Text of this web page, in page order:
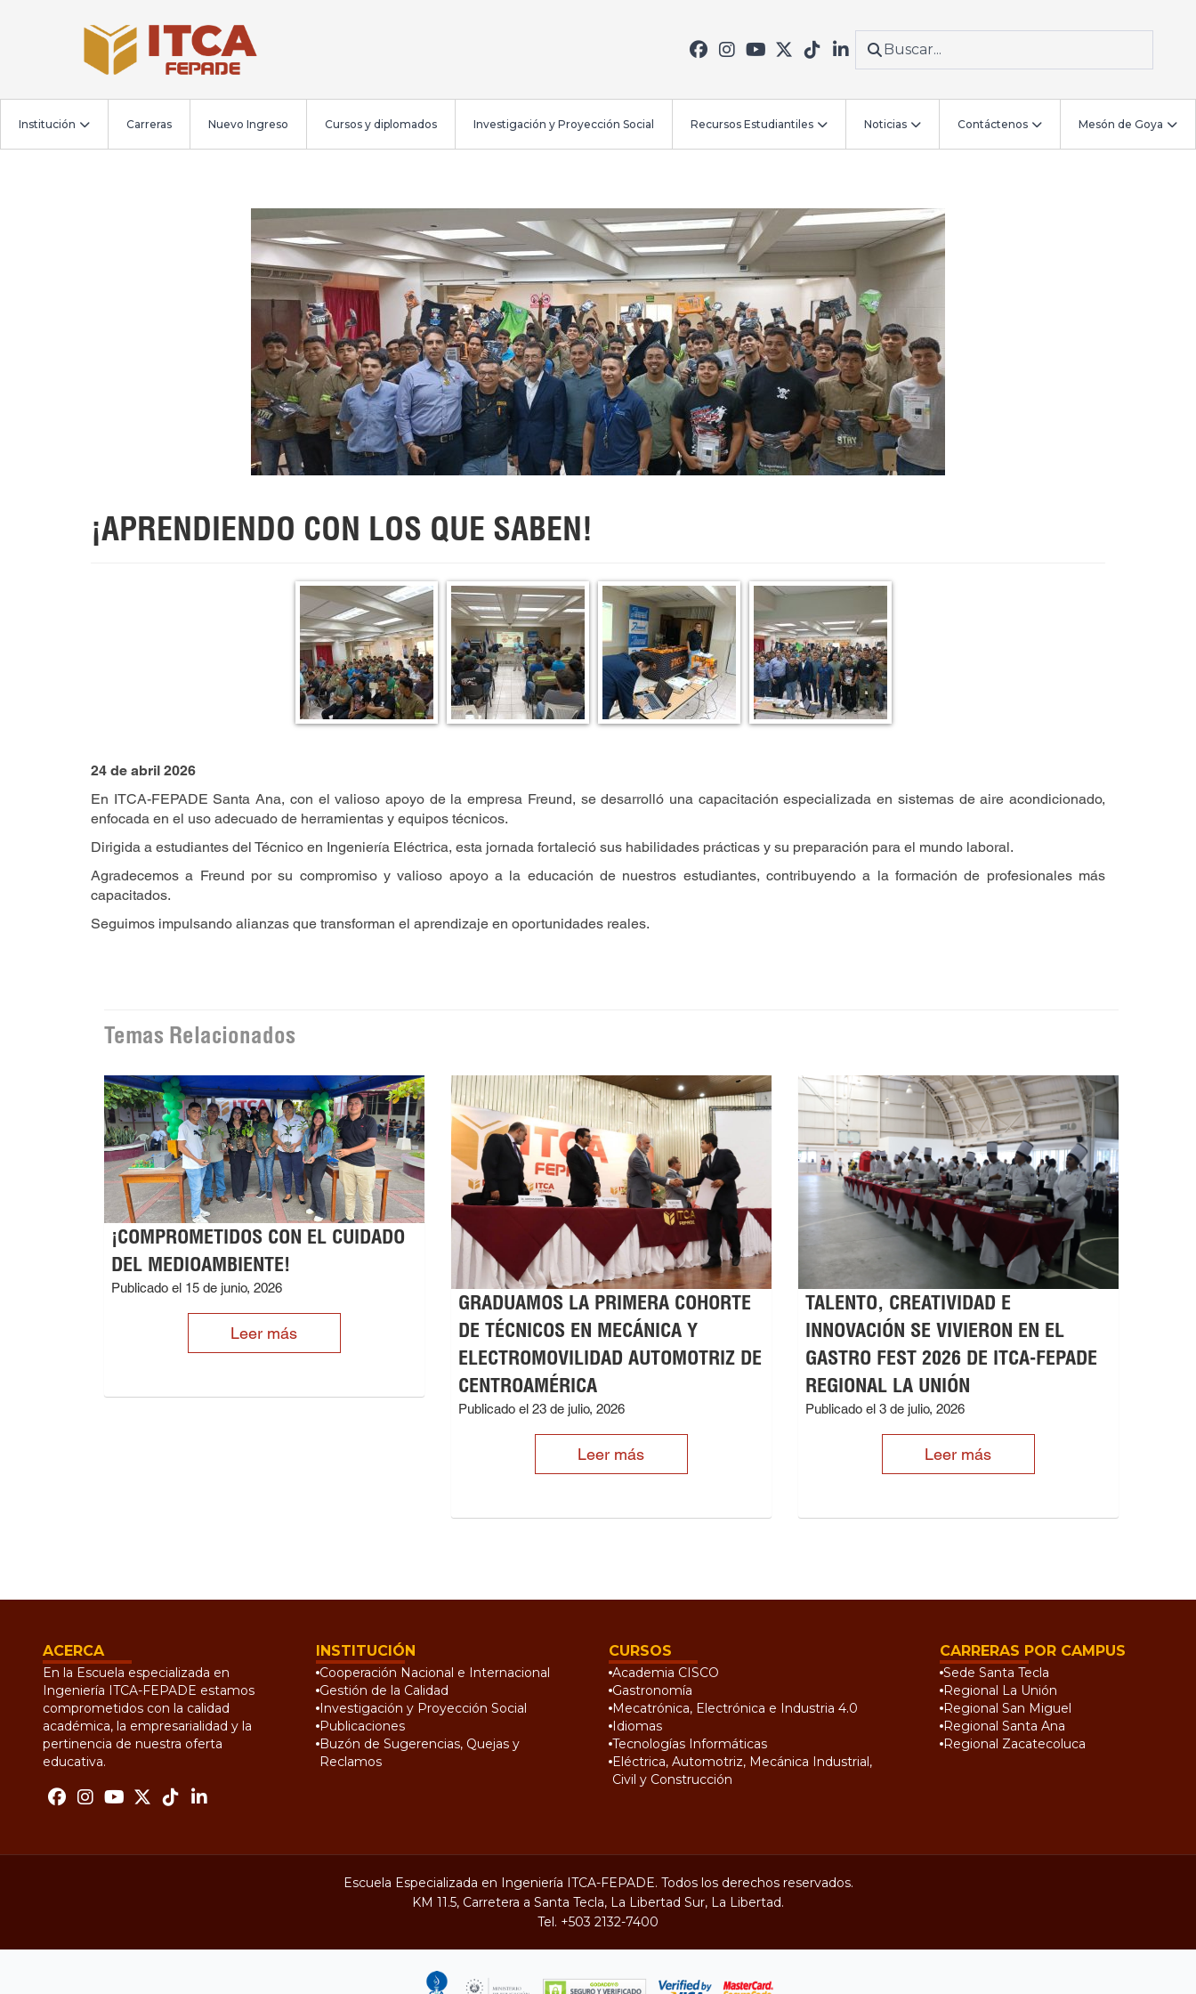
Institución Carreras Nuevo Ingreso Cursos y diplomados Investigación y Proyección Social Recursos Estudiantiles Noticias Contáctenos Mesón de Goya
¡APRENDIENDO CON LOS QUE SABEN!
24 de abril 2026
En ITCA-FEPADE Santa Ana, con el valioso apoyo de la empresa Freund, se desarrolló una capacitación especializada en sistemas de aire acondicionado,
enfocada en el uso adecuado de herramientas y equipos técnicos.
Dirigida a estudiantes del Técnico en Ingeniería Eléctrica, esta jornada fortaleció sus habilidades prácticas y su preparación para el mundo laboral.
Agradecemos a Freund por su compromiso y valioso apoyo a la educación de nuestros estudiantes, contribuyendo a la formación de profesionales más
capacitados.
Seguimos impulsando alianzas que transforman el aprendizaje en oportunidades reales.
Temas Relacionados
¡COMPROMETIDOS CON EL CUIDADO
DEL MEDIOAMBIENTE!
Publicado el 15 de junio, 2026
Leer más
GRADUAMOS LA PRIMERA COHORTE
DE TÉCNICOS EN MECÁNICA Y
ELECTROMOVILIDAD AUTOMOTRIZ DE
CENTROAMÉRICA
Publicado el 23 de julio, 2026
Leer más
TALENTO, CREATIVIDAD E
INNOVACIÓN SE VIVIERON EN EL
GASTRO FEST 2026 DE ITCA-FEPADE
REGIONAL LA UNIÓN
Publicado el 3 de julio, 2026
Leer más
ACERCA
En la Escuela especializada en
Ingeniería ITCA-FEPADE estamos
comprometidos con la calidad
académica, la empresarialidad y la
pertinencia de nuestra oferta
educativa.
INSTITUCIÓN
Cooperación Nacional e Internacional
Gestión de la Calidad
Investigación y Proyección Social
Publicaciones
Buzón de Sugerencias, Quejas y
Reclamos
CURSOS
Academia CISCO
Gastronomía
Mecatrónica, Electrónica e Industria 4.0
Idiomas
Tecnologías Informáticas
Eléctrica, Automotriz, Mecánica Industrial,
Civil y Construcción
CARRERAS POR CAMPUS
Sede Santa Tecla
Regional La Unión
Regional San Miguel
Regional Santa Ana
Regional Zacatecoluca
Escuela Especializada en Ingeniería ITCA-FEPADE. Todos los derechos reservados.
KM 11.5, Carretera a Santa Tecla, La Libertad Sur, La Libertad.
Tel. +503 2132-7400